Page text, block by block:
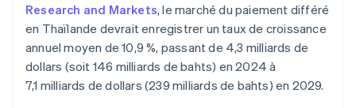
Research and Markets, le marché du paiement différé
en Thaïlande devrait enregistrer un taux de croissance
annuel moyen de 10,9 %, passant de 4,3 milliards de
dollars (soit 146 milliards de bahts) en 2024 à
7,1 milliards de dollars (239 milliards de bahts) en 2029.